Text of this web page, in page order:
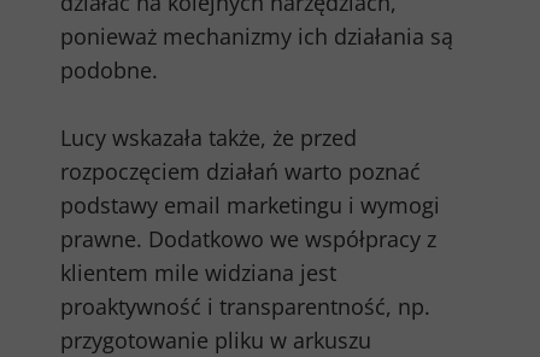
ponieważ mechanizmy ich działania są
podobne.
Lucy wskazała także, że przed
rozpoczęciem działań warto poznać
podstawy email marketingu i wymogi
prawne. Dodatkowo we współpracy z
klientem mile widziana jest
proaktywność i transparentność, np.
przygotowanie pliku w arkuszu